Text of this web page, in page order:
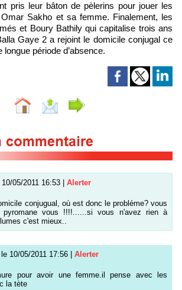
pris leur bâton de pèlerins pour jouer les
Sakho et sa femme. Finalement, les
et Boury Bathily qui capitalise trois ans
Gaye 2 a rejoint le domicile conjugal ce
période d’absence.
10/05/2011 16:53 Alerter
conjugual, où est donc le probléme? vous
pyromane vous !!!!......si vous n'avez rien à
c'est mieux..
le 10/05/2011 17:56 | Alerter
pour avoir une femme.il pense avec les
la tète